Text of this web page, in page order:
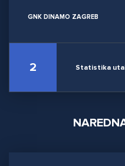
GNK DINAMO ZAGREB
2 Statistika